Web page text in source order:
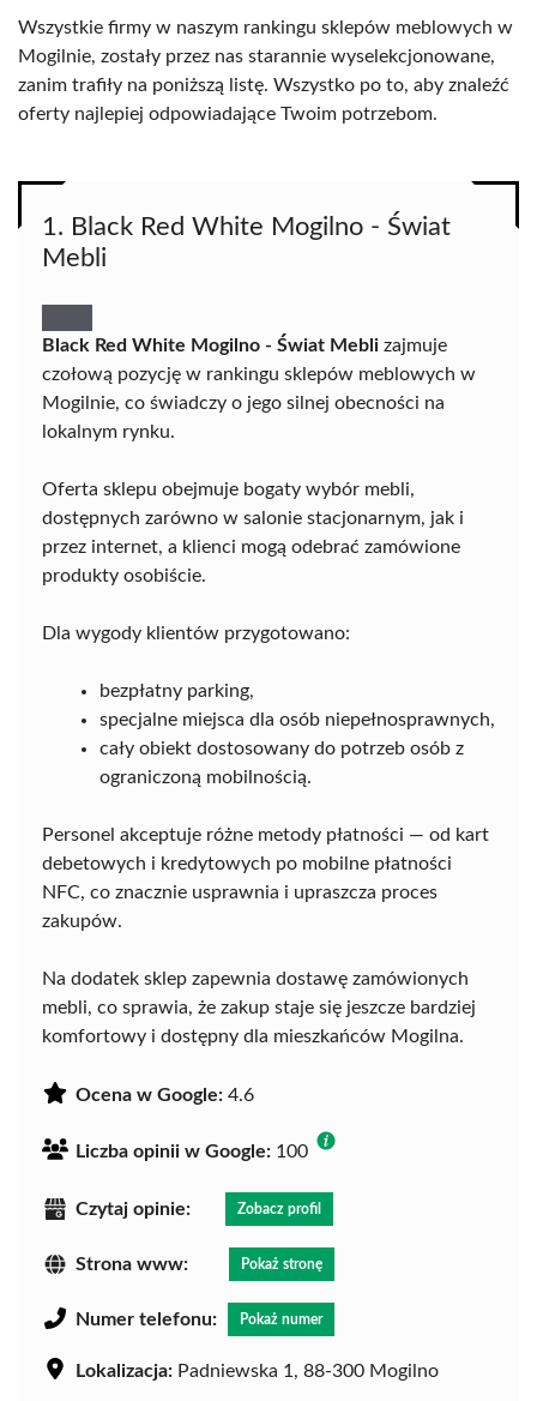
Wszystkie firmy w naszym rankingu sklepów meblowych w
Mogilnie, zostały przez nas starannie wyselekcjonowane,
zanim trafiły na poniższą listę. Wszystko po to, aby znaleźć
oferty najlepiej odpowiadające Twoim potrzebom.
1. Black Red White Mogilno - Świat
Mebli
Black Red White Mogilno - Świat Mebli zajmuje
czołową pozycję w rankingu sklepów meblowych w
Mogilnie, co świadczy o jego silnej obecności na
lokalnym rynku.
Oferta sklepu obejmuje bogaty wybór mebli,
dostępnych zarówno w salonie stacjonarnym, jak i
przez internet, a klienci mogą odebrać zamówione
produkty osobiście.
Dla wygody klientów przygotowano:
bezpłatny parking,
specjalne miejsca dla osób niepełnosprawnych,
cały obiekt dostosowany do potrzeb osób z
ograniczoną mobilnością.
Personel akceptuje różne metody płatności — od kart
debetowych i kredytowych po mobilne płatności
NFC, co znacznie usprawnia i upraszcza proces
zakupów.
Na dodatek sklep zapewnia dostawę zamówionych
mebli, co sprawia, że zakup staje się jeszcze bardziej
komfortowy i dostępny dla mieszkańców Mogilna.
Ocena w Google: 4.6
Liczba opinii w Google: 100
Czytaj opinie: Zobacz profil
Strona www: Pokaż stronę
Numer telefonu: Pokaż numer
Lokalizacja: Padniewska 1, 88-300 Mogilno